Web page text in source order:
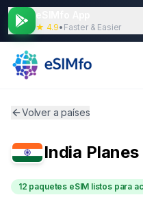
★ 4.9• Faster & Easier
Volver a países
India
12 paquetes eSIM listos para